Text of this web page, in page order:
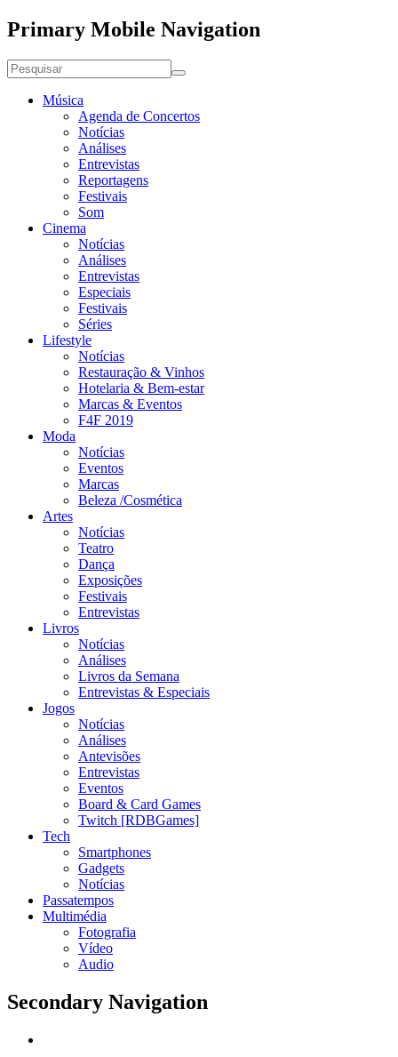
Primary Mobile Navigation
Música
Agenda de Concertos
Notícias
Análises
Entrevistas
Reportagens
Festivais
Som
Cinema
Notícias
Análises
Entrevistas
Especiais
Festivais
Séries
Lifestyle
Notícias
Restauração & Vinhos
Hotelaria & Bem-estar
Marcas & Eventos
F4F 2019
Moda
Notícias
Eventos
Marcas
Beleza /Cosmética
Artes
Notícias
Teatro
Dança
Exposições
Festivais
Entrevistas
Livros
Notícias
Análises
Livros da Semana
Entrevistas & Especiais
Jogos
Notícias
Análises
Antevisões
Entrevistas
Eventos
Board & Card Games
Twitch [RDBGames]
Tech
Smartphones
Gadgets
Notícias
Passatempos
Multimédia
Fotografia
Vídeo
Audio
Secondary Navigation